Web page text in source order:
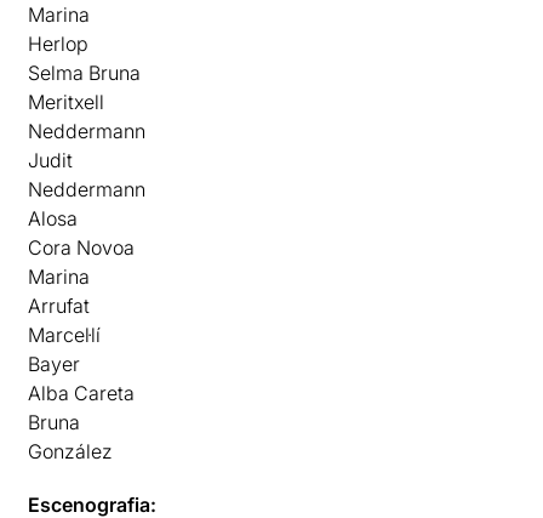
Marina
Herlop
Selma Bruna
Meritxell
Neddermann
Judit
Neddermann
Alosa
Cora Novoa
Marina
Arrufat
Marcel·lí
Bayer
Alba Careta
Bruna
González
Escenografia: